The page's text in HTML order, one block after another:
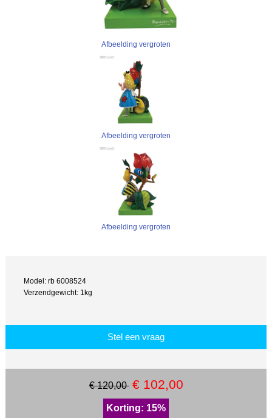
Afbeelding vergroten
Afbeelding vergroten
Afbeelding vergroten
Model: rb 6008524
Verzendgewicht: 1kg
Stel een vraag
€ 120,00 € 102,00
Korting: 15%